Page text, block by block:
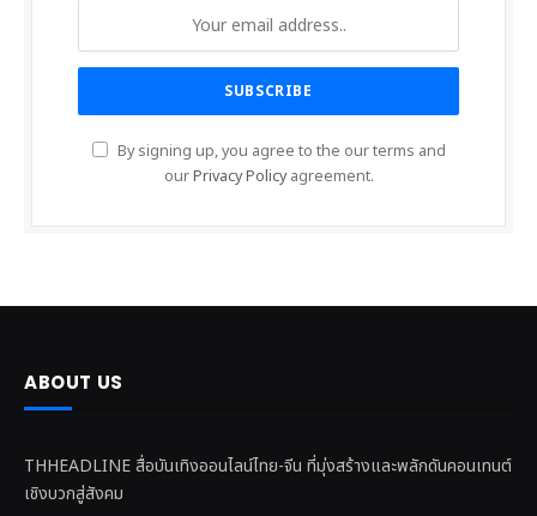
By signing up, you agree to the our terms and
ourPrivacy Policyagreement.
ABOUT US
THHEADLINE สื่อบันเทิงออนไลน์ไทย-จีน ที่มุ่งสร้างและพลักดันคอนเทนต์
เชิงบวกสู่สังคม